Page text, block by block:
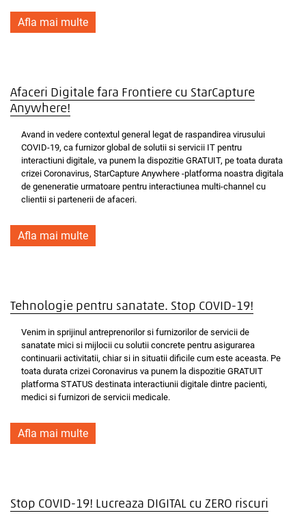
Afla mai multe
Afaceri Digitale fara Frontiere cu StarCapture
Anywhere!
Avand in vedere contextul general legat de raspandirea virusului
COVID-19, ca furnizor global de solutii si servicii IT pentru
interactiuni digitale, va punem la dispozitie GRATUIT, pe toata durata
crizei Coronavirus, StarCapture Anywhere -platforma noastra digitala
de geneneratie urmatoare pentru interactiunea multi-channel cu
clientii si partenerii de afaceri.
Afla mai multe
Tehnologie pentru sanatate. Stop COVID-19!
Venim in sprijinul antreprenorilor si furnizorilor de servicii de
sanatate mici si mijlocii cu solutii concrete pentru asigurarea
continuarii activitatii, chiar si in situatii dificile cum este aceasta. Pe
toata durata crizei Coronavirus va punem la dispozitie GRATUIT
platforma STATUS destinata interactiunii digitale dintre pacienti,
medici si furnizori de servicii medicale.
Afla mai multe
Stop COVID-19! Lucreaza DIGITAL cu ZERO riscuri